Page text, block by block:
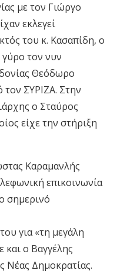
με τον Γιώργο
εκλεγεί
του κ. Κασαπίδη, ο
τον νυν
Θεόδωρο
ΣΥΡΙΖΑ. Στην
ο Σταύρος
είχε την στήριξη
Καραμανλής
επικοινωνία
σημερινό
για «τη μεγάλη
και ο Βαγγέλης
Νέας Δημοκρατίας.